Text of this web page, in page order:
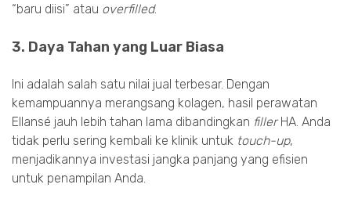
“baru diisi” atau overfilled.
3. Daya Tahan yang Luar Biasa
Ini adalah salah satu nilai jual terbesar. Dengan
kemampuannya merangsang kolagen, hasil perawatan
Ellansé jauh lebih tahan lama dibandingkan fillerHA. Anda
tidak perlu sering kembali ke klinik untuk touch-up,
menjadikannya investasi jangka panjang yang efisien
untuk penampilan Anda.